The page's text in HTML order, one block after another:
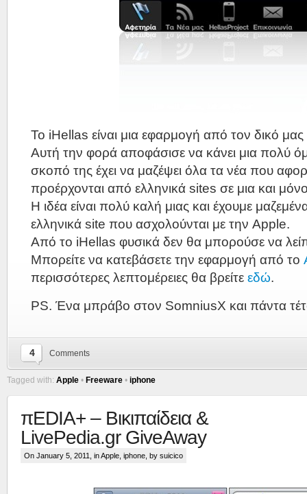
Το iHellas είναι μια εφαρμογή από τον δικό
Αυτή την φορά αποφάσισε να κάνει μια πολύ
σκοπό της έχει να μαζέψει όλα τα νέα που
προέρχονται από ελληνικά sites σε μια και
Η ιδέα είναι πολύ καλή μιας και έχουμε
ελληνικά site που ασχολούνται με την Apple.
Από το iHellas φυσικά δεν θα μπορούσε να
Μπορείτε να κατεβάσετε την εφαρμογή από το
περισσότερες λεπτομέρειες θα βρείτε εδώ.
PS. Ένα μπράβο στον SomniusX και πάντα
4 Comments
Tagged with: Apple • Freeware • iphone
πEDIA+ – Βικιπαίδεια &
LivePedia.gr GiveAway
On January 5, 2011, inApple iphone , by suicico